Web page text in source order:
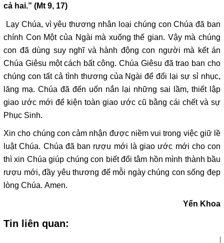
cả hai.” (Mt 9, 17)
Lạy Chúa, vì yêu thương nhân loại chúng con Chúa đã ban
chính Con Một của Ngài mà xuống thế gian. Vậy mà chúng
con đã dùng suy nghĩ và hành động con người mà kết án
Chúa Giêsu một cách bất công. Chúa Giêsu đã trao ban cho
chúng con tất cả tình thương của Ngài để đổi lại sự sỉ nhục,
lăng mạ. Chúa đã đến uốn nắn lại những sai lầm, thiết lập
giao ước mới để kiện toàn giao ước cũ bằng cái chết và sự
Phục Sinh.
Xin cho chúng con cảm nhận được niềm vui trong việc giữ lề
luật Chúa. Chúa đã ban rượu mới là giao ước mới cho con
thì xin Chúa giúp chúng con biết đổi tâm hồn mình thành bầu
rượu mới, đầy yêu thương để mỗi ngày chúng con sống đẹp
lòng Chúa. Amen.
Yến Khoa
Tin liên quan: